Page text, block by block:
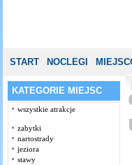
START NOCLEGI
KATEGORIE MIEJSC
wszystkie atrakcje
zabytki
nartostrady
jeziora
stawy